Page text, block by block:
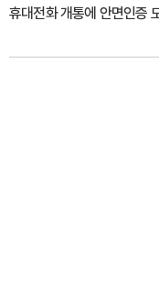
휴대전화 개통에 안면인증